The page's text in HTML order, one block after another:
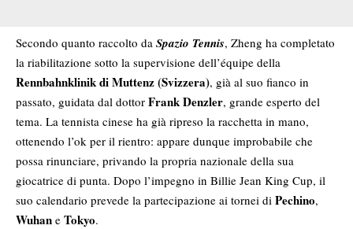
Secondo quanto raccolto da Spazio Tennis, Zheng ha completato
la riabilitazione sotto la supervisione dell’équipe della
Rennbahnklinik di Muttenz (Svizzera), già al suo fianco in
passato, guidata dal dottor Frank Denzler, grande esperto del
tema. La tennista cinese ha già ripreso la racchetta in mano,
ottenendo l’ok per il rientro: appare dunque improbabile che
possa rinunciare, privando la propria nazionale della sua
giocatrice di punta. Dopo l’impegno in Billie Jean King Cup, il
suo calendario prevede la partecipazione ai tornei di Pechino,
Wuhan e Tokyo.